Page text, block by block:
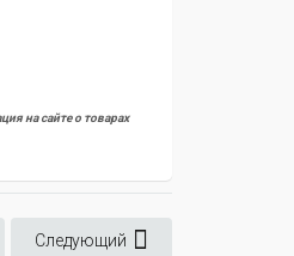
на сайте о товарах
Следующий